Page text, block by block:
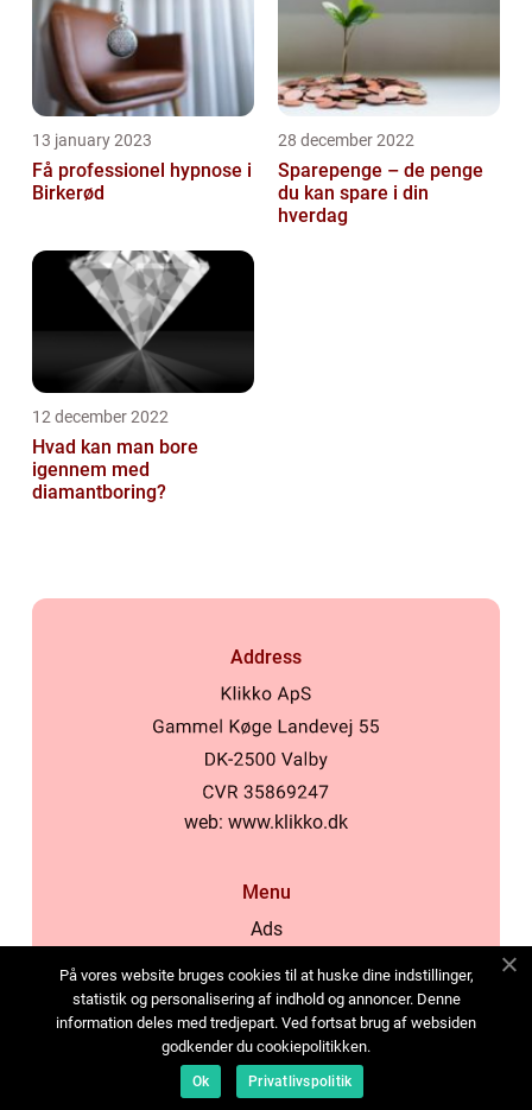
13 january 2023
Få professionel hypnose i
Birkerød
28 december 2022
Sparepenge – de penge
du kan spare i din
hverdag
12 december 2022
Hvad kan man bore
igennem med
diamantboring?
Address
web: www.klikko.dk
Menu
Ads
Cookies
Contact
Sitemap
På vores website bruges cookies til at huske dine indstillinger,
statistik og personalisering af indhold og annoncer. Denne
information deles med tredjepart. Ved fortsat brug af websiden
godkender du cookiepolitikken.
Ok Privatlivspolitik